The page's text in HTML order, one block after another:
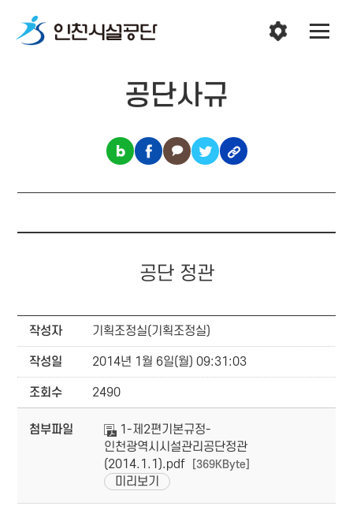
공단사규
공단 정관
작성자 기획조정실(기획조정실)
작성일 2014년 1월 6일(월) 09:31:03
조회수 2490
첨부파일
1-제2편기본규정-
인천광역시시설관리공단정관
(2014.1.1).pdf
[369KByte]
미리보기